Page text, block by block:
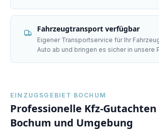
Fahrzeugtransport verfügbar
Eigener Transportservice für Ihr
Auto ab und bringen es sicher in unsere
EINZUGSGEBIET BOCHUM
Professionelle Kfz-
Bochum und Umgebung